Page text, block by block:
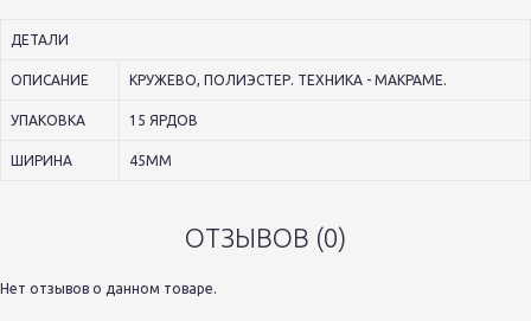
ДЕТАЛИ
ОПИСАНИЕ КРУЖЕВО, ПОЛИЭСТЕР. ТЕХНИКА - МАКРАМЕ.
УПАКОВКА 15 ЯРДОВ
ШИРИНА 45ММ
ОТЗЫВОВ (0)
Нет отзывов о данном товаре.